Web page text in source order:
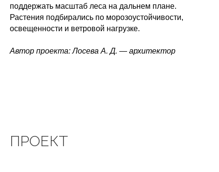
поддержать масштаб леса на дальнем плане.
Растения подбирались по морозоустойчивости,
освещенности и ветровой нагрузке.
Автор проекта: Лосева А. Д. — архитектор
ПРОЕКТ